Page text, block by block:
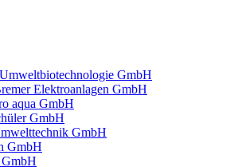
GmbH
Elektroanlagen GmbH
aqua GmbH
GmbH
GmbH
GmbH